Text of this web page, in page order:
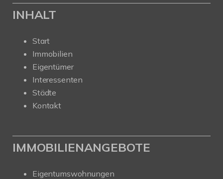
INHALT
Start
Immobilien
Eigentümer
Interessenten
Städte
Kontakt
IMMOBILIENANGEBOTE
Eigentumswohnungen